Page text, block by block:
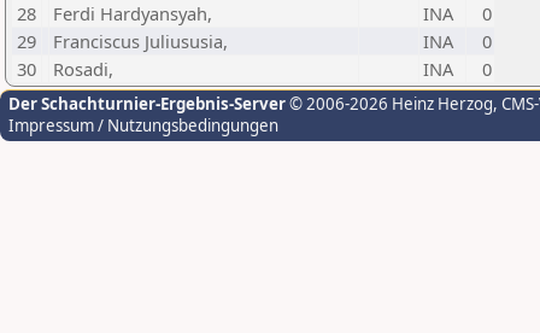
28
Ferdi Hardyansyah, INA
0
29
Franciscus Juliususia, INA
0
30
Rosadi, INA 0
Der Schachturnier-Ergebnis-Server© 2006-2026 Heinz Herzog,
Impressum / Nutzungsbedingungen